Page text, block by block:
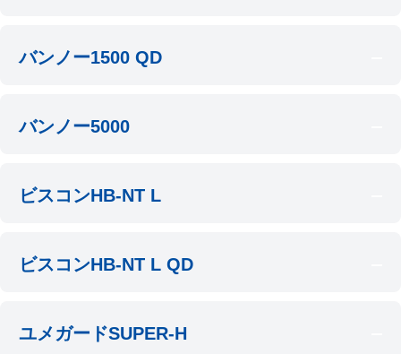
バンノー1500 QD
バンノー5000
ビスコンHB-NT L
ビスコンHB-NT L QD
ユメガードSUPER-H